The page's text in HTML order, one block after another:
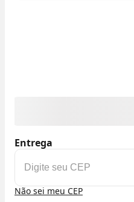
Entrega
Não sei meu CEP